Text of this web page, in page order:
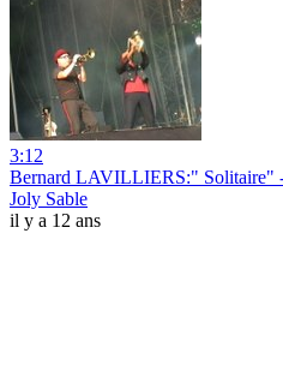
3:12
Bernard LAVILLIERS:" Solitaire"
Joly Sable
il y a 12 ans